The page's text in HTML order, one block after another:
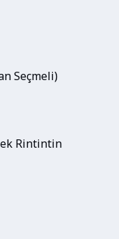
Seçmeli)
Rintintin